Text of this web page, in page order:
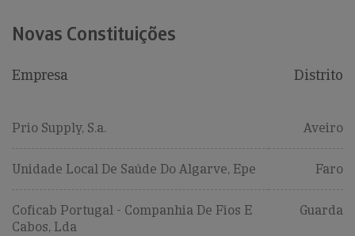
Novas Constituições
Empresa Distrito
Prio Supply, S.a. Aveiro
Unidade Local De Saúde Do Algarve, Epe Faro
Coficab Portugal - Companhia De Fios E
Cabos, Lda
Guarda